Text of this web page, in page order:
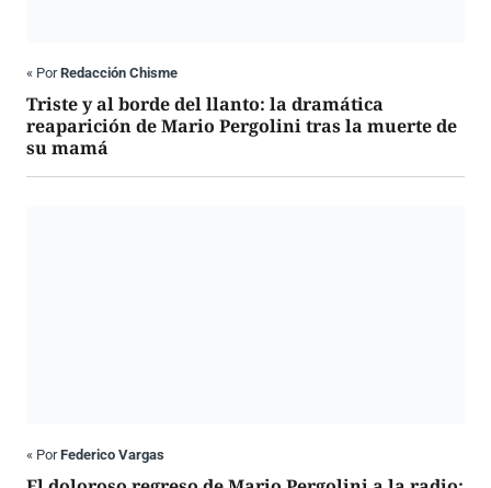
« PorRedacción Chisme
Triste y al borde del llanto: la dramática
reaparición de Mario Pergolini tras la muerte de
su mamá
« PorFederico Vargas